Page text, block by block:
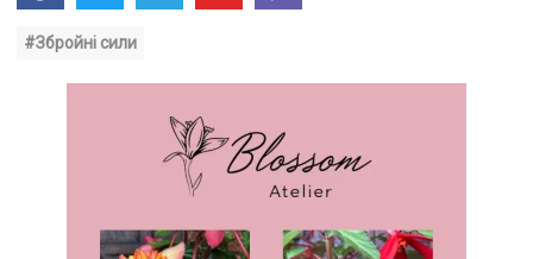
#Збройні сили